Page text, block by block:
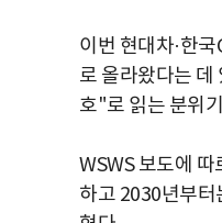
이번 현대차·한
로 올라왔다는 데
호"로 읽는 분위
WSWS 보도에
하고 2030년부터